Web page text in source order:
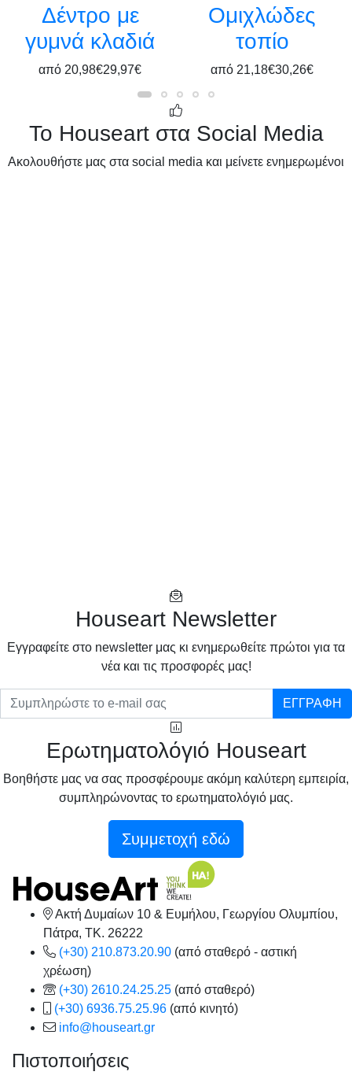
Δέντρο με
γυμνά κλαδιά
από 20,98€29,97€
Ομιχλώδες
τοπίο
από 21,18€30,26€
Το Houseart στα Social Media
Ακολουθήστε μας στα social media και μείνετε ενημερωμένοι
Houseart Newsletter
Eγγραφείτε στο newsletter μας κι ενημερωθείτε πρώτοι για τα
νέα και τις προσφορές μας!
ΕΓΓΡΑΦΗ
Ερωτηματολόγιό Houseart
Βοηθήστε μας να σας προσφέρουμε ακόμη καλύτερη εμπειρία,
συμπληρώνοντας το ερωτηματολόγιό μας.
Συμμετοχή εδώ
Ακτή Δυμαίων 10 & Ευμήλου, Γεωργίου Ολυμπίου,
Πάτρα, TK. 26222
(+30) 210.873.20.90 (από σταθερό - αστική
χρέωση)
(+30) 2610.24.25.25 (από σταθερό)
(+30) 6936.75.25.96 (από κινητό)
info@houseart.gr
Πιστοποιήσεις